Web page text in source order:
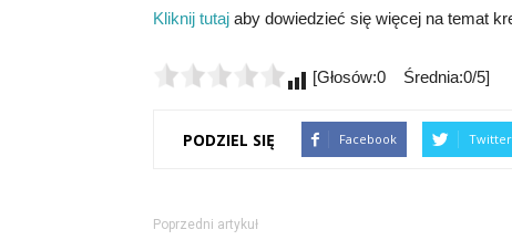
Kliknij tutaj aby dowiedzieć się więcej na temat
[Głosów:0 Średnia:0/5]
PODZIEL SIĘ Facebook Twitter
Poprzedni artykuł